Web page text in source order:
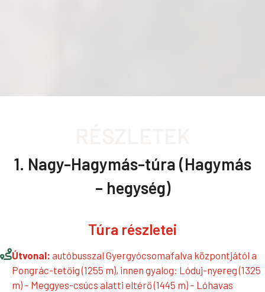
1. Nagy-Hagymás-túra (Hagymás
– hegység)
Túra részletei
Útvonal: autóbusszal Gyergyócsomafalva központjától a
Pongrác-tetőig (1255 m), innen gyalog: Lóduj-nyereg (1325
m) – Meggyes-csúcs alatti eltérő (1445 m) – Lóhavas